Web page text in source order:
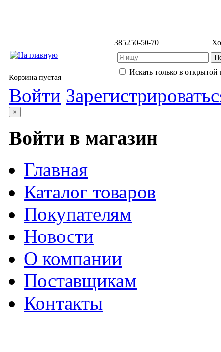
385250-50-70
Искать только в открытой
Корзина пустая
Войти
×
Войти в магазин
Главная
Каталог товаров
Покупателям
Новости
О компании
Поставщикам
Контакты